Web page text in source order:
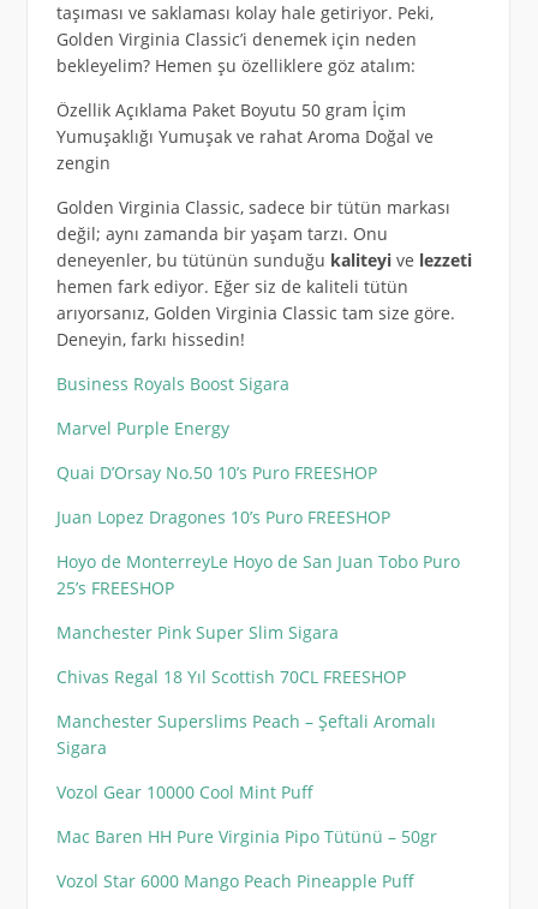
taşıması ve saklaması kolay hale getiriyor. Peki,
Golden Virginia Classic’i denemek için neden
bekleyelim? Hemen şu özelliklere göz atalım:
Özellik Açıklama Paket Boyutu 50 gram İçim
Yumuşaklığı Yumuşak ve rahat Aroma Doğal ve
zengin
Golden Virginia Classic, sadece bir tütün markası
değil; aynı zamanda bir yaşam tarzı. Onu
deneyenler, bu tütünün sunduğu kaliteyive lezzeti
hemen fark ediyor. Eğer siz de kaliteli tütün
arıyorsanız, Golden Virginia Classic tam size göre.
Deneyin, farkı hissedin!
Business Royals Boost Sigara
Marvel Purple Energy
Quai D’Orsay No.50 10’s Puro FREESHOP
Juan Lopez Dragones 10’s Puro FREESHOP
Hoyo de MonterreyLe Hoyo de San Juan Tobo Puro
25’s FREESHOP
Manchester Pink Super Slim Sigara
Chivas Regal 18 Yıl Scottish 70CL FREESHOP
Manchester Superslims Peach – Şeftali Aromalı
Sigara
Vozol Gear 10000 Cool Mint Puff
Mac Baren HH Pure Virginia Pipo Tütünü – 50gr
Vozol Star 6000 Mango Peach Pineapple Puff